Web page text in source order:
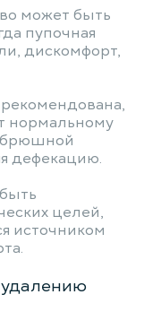
может быть
пупочная
дискомфорт,
нормальному
брюшной
дефекацию.
целей,
источником
удалению